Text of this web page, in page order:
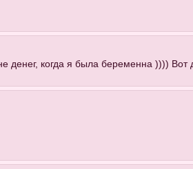
когда я была беременна )))) Вот